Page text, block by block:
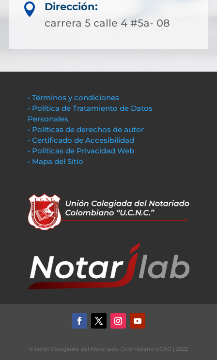

Dirección:
carrera 5 calle 4 #5a- 08
• Términos y condiciones
• Política de Tratamiento de Datos
Personales
• Políticas de derechos de autor
• Certificado de Accesibilidad
• Políticas de Privacidad Web
• Mapa del Sitio
©Unión Colegiada del Notariado Colombiano UCNC | 2022